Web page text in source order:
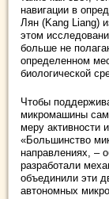
навигации в
Лян (Kang Liang)
этом
больше не
определенном
биологической
Чтобы
микромашины
меру активности
«Большинство
направлениях, –
разработали
объединили эти
автономных